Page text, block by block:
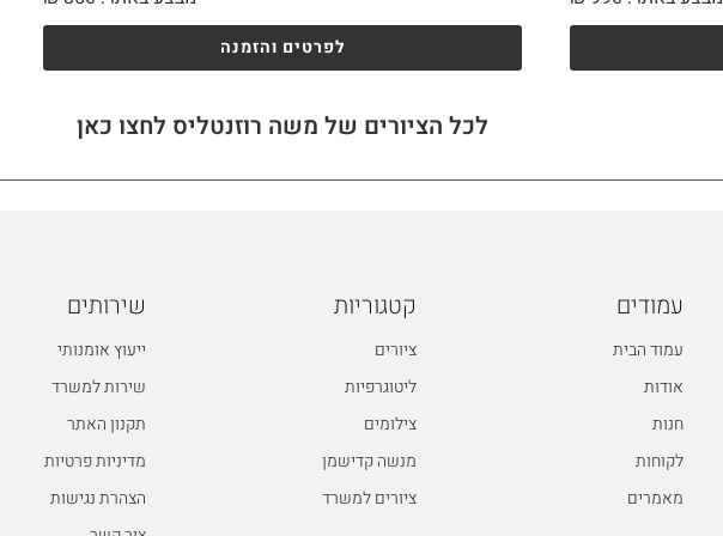
לפרטים והזמנה
לכל הציורים של משה רוזנטליס לחצו כאן
עמודים
עמוד הבית
אודות
חנות
לקוחות
מאמרים
קטגוריות
ציורים
ליטוגרפיות
צילומים
מנשה קדישמן
ציורים למשרד
שירותים
ייעוץ אומנותי
שירות למשרד
תקנון האתר
מדיניות פרטיות
הצהרת נגישות